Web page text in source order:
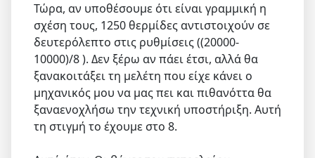
Τώρα, αν υποθέσουμε ότι είναι γραμμική η
σχέση τους, 1250 θερμίδες αντιστοιχούν σε
δευτερόλεπτο στις ρυθμίσεις ((20000-
10000)/8 ). Δεν ξέρω αν πάει έτσι, αλλά θα
ξανακοιτάξει τη μελέτη που είχε κάνει ο
μηχανικός μου να μας πει και πιθανόττα θα
ξαναενοχλήσω την τεχνική υποστήριξη. Αυτή
τη στιγμή το έχουμε στο 8.